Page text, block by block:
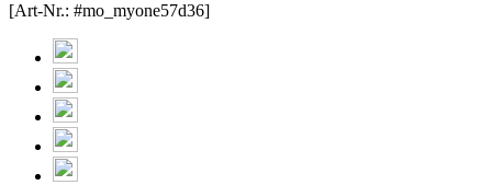
[Art-Nr.: #mo_myone57d36]